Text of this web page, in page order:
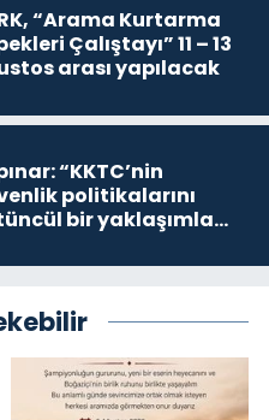
“Arama Kurtarma
Çalıştayı” 11 – 13
arası yapılacak
“KKTC’nin
politikalarını
bir yaklaşımla